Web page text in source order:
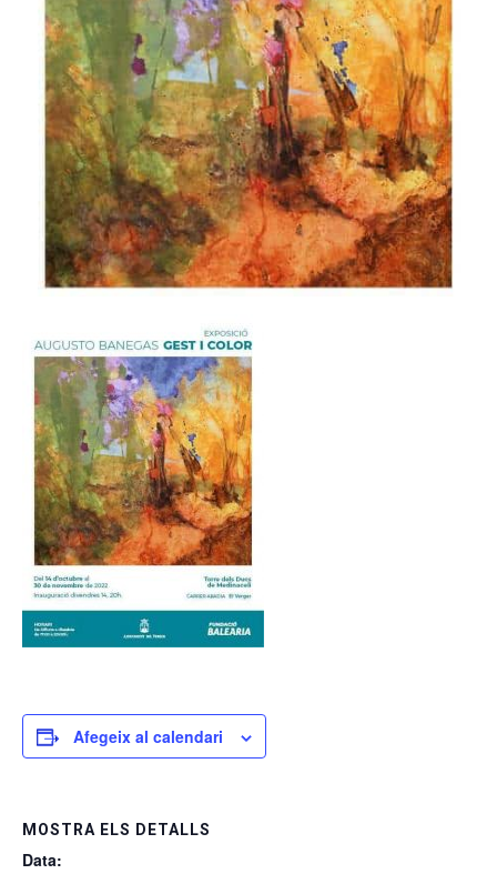
Afegeix al calendari
MOSTRA ELS DETALLS
Data: